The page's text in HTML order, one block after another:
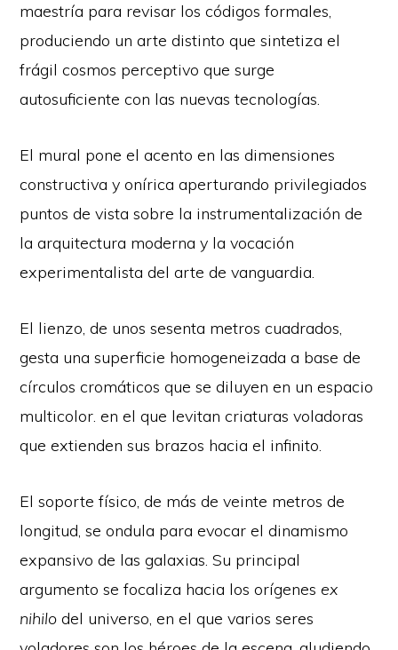
maestría para revisar los códigos formales,
produciendo un arte distinto que sintetiza el
frágil cosmos perceptivo que surge
autosuficiente con las nuevas tecnologías.
El mural pone el acento en las dimensiones
constructiva y onírica aperturando privilegiados
puntos de vista sobre la instrumentalización de
la arquitectura moderna y la vocación
experimentalista del arte de vanguardia.
El lienzo, de unos sesenta metros cuadrados,
gesta una superficie homogeneizada a base de
círculos cromáticos que se diluyen en un espacio
multicolor. en el que levitan criaturas voladoras
que extienden sus brazos hacia el infinito.
El soporte físico, de más de veinte metros de
longitud, se ondula para evocar el dinamismo
expansivo de las galaxias. Su principal
argumento se focaliza hacia los orígenes ex
nihilo del universo, en el que varios seres